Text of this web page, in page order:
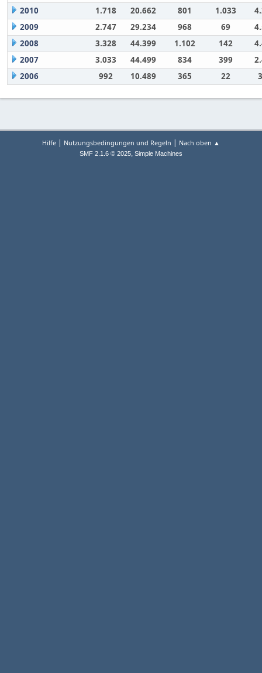
2010
1.718 20.662 801 1.033
2009
2.747 29.234 968 69
2008
3.328 44.399 1.102 142
2007
3.033 44.499 834 399
2006
992 10.489 365 22
Hilfe | Nutzungsbedingungen und Regeln | Nach oben ▲
SMF 2.1.6 © 2025, Simple Machines